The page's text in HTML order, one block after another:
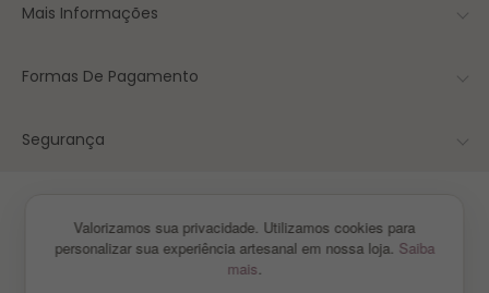
Mais Informações
Formas De Pagamento
Segurança
Lepchak - Todos os direitos Reservados.
Curitiba/PR
Valorizamos sua privacidade. Utilizamos cookies para
personalizar sua experiência artesanal em nossa loja. Saiba
mais.